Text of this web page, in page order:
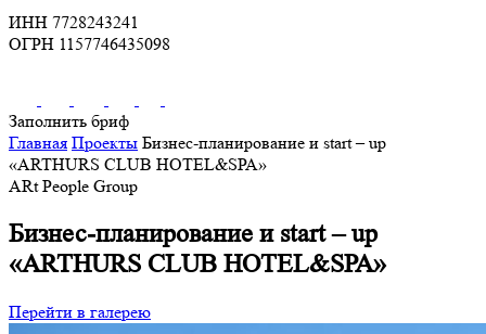
ИНН 7728243241
ОГРН 1157746435098
Заполнить бриф
Главная Проекты Бизнес-планирование и start – up
«ARTHURS CLUB HOTEL&SРА»
ARt People Group
Бизнес-планирование и start – up
«ARTHURS CLUB HOTEL&SРА»
Перейти в галерею